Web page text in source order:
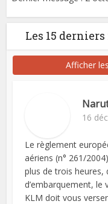
Les 15 derniers
Afficher
16
Le règlement
aériens (n° 261/
plus de trois heures,
d’embarquement, le
KLM doit vous